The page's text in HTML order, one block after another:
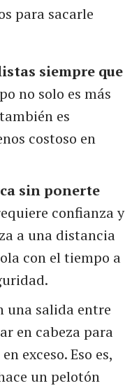
para sacarle
siempre que
no solo es más
es
costoso en
sin ponerte
confianza y
a una distancia
con el tiempo a
una salida entre
en cabeza para
exceso. Eso es,
un pelotón